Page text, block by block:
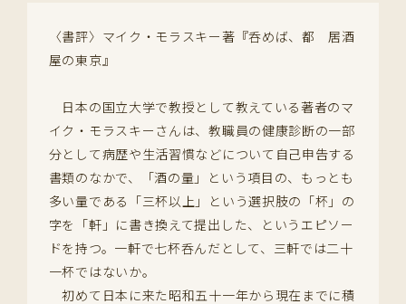
〈書評〉マイク・モラスキー著『呑めば、都 居酒
屋の東京』
日本の国立大学で教授として教えている著者のマ
イク・モラスキーさんは、教職員の健康診断の一部
分として病歴や生活習慣などについて自己申告する
書類のなかで、「酒の量」という項目の、もっとも
多い量である「三杯以上」という選択肢の「杯」の
字を「軒」に書き換えて提出した、というエピソー
ドを持つ。一軒で七杯呑んだとして、三軒では二十
一杯ではないか。
初めて日本に来た昭和五十一年から現在までに積